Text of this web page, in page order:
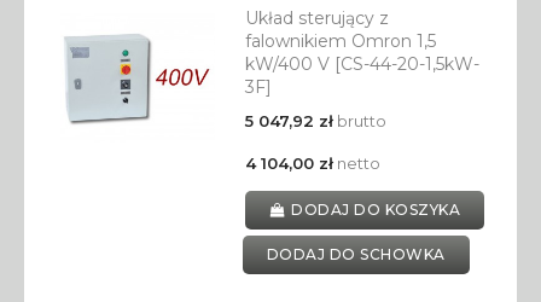
Układ sterujący z
falownikiem Omron 1,5
kW/400 V [CS-44-20-1,5kW-
3F]
5 047,92 złbrutto
4 104,00 złnetto
DODAJ DO KOSZYKA
DODAJ DO SCHOWKA